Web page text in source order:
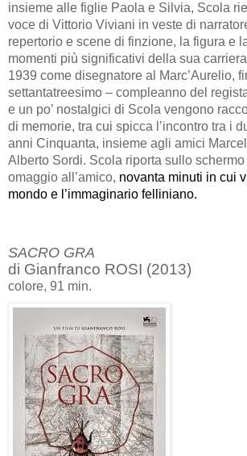
insieme alle figlie Paola e Silvia, Scola
voce di Vittorio Viviani in veste di
repertorio e scene di finzione, la figura e
momenti più significativi della sua
1939 come disegnatore al Marc’Aurelio,
settantatreesimo – compleanno del
e un po’ nostalgici di Scola vengono
di memorie, tra cui spicca l’incontro tra i
anni Cinquanta, insieme agli amici
Alberto Sordi. Scola riporta sullo
omaggio all’amico, novanta minuti in cui
mondo e l’immaginario felliniano.
SACRO GRA
di Gianfranco ROSI (2013)
colore, 91 min.